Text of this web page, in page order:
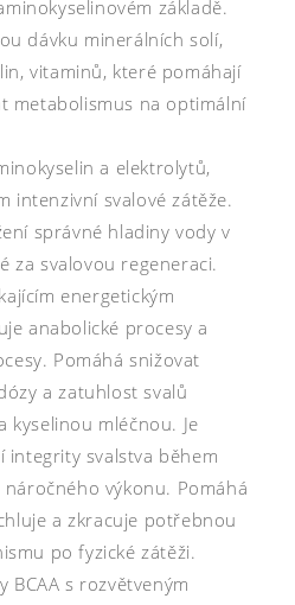
základě.
dávku minerálních solí,
vitaminů, které pomáhají
metabolismus na optimální
a elektrolytů,
intenzivní svalové zátěže.
správné hladiny vody v
za svalovou regeneraci.
energetickým
anabolické procesy a
Pomáhá snižovat
a zatuhlost svalů
kyselinou mléčnou. Je
integrity svalstva během
výkonu. Pomáhá
a zkracuje potřebnou
po fyzické zátěži.
BCAA s rozvětveným